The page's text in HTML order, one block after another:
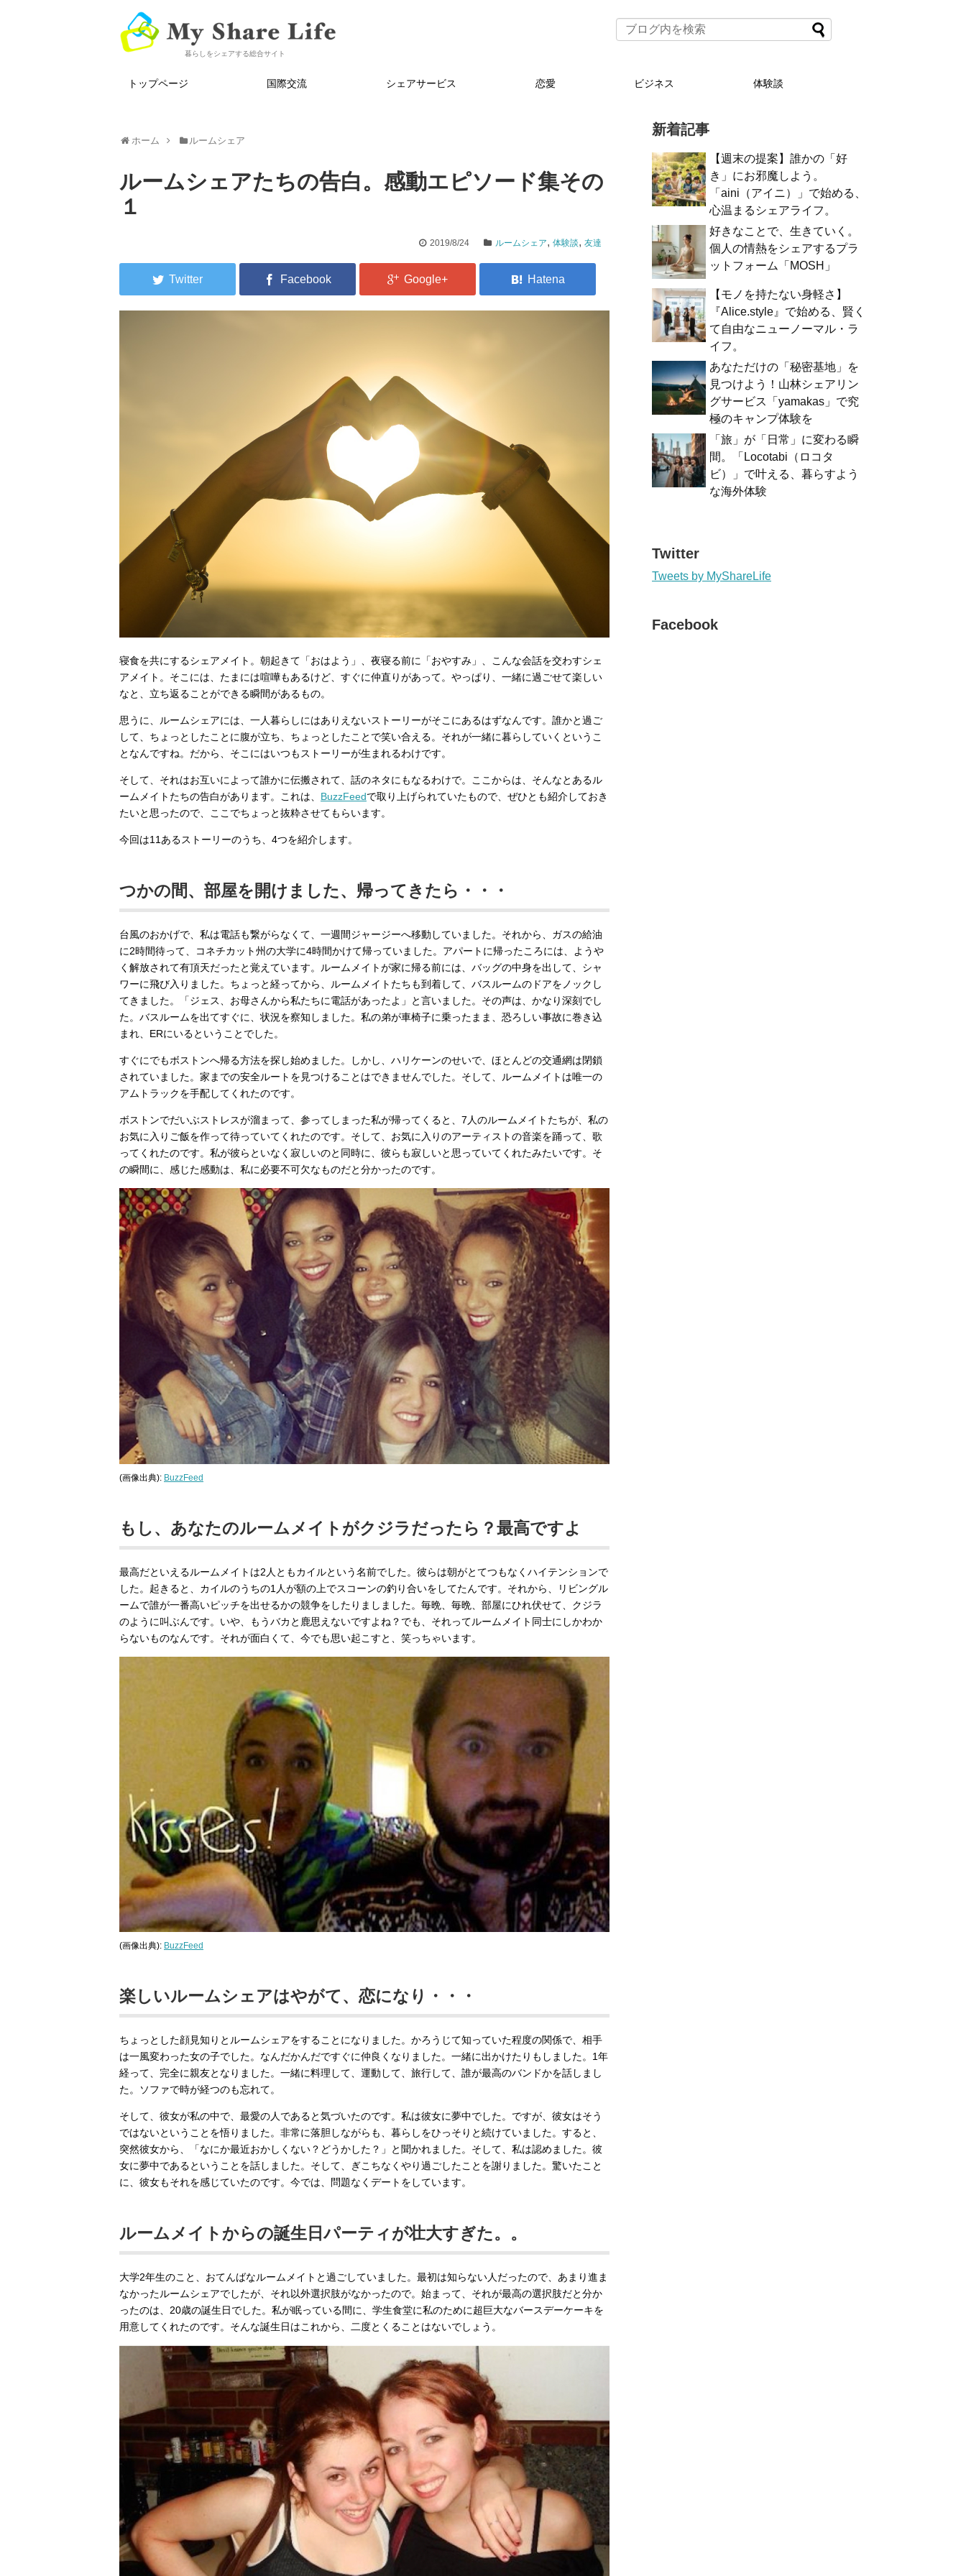
暮らしをシェアする総合サイト
トップページ 国際交流 シェアサービス 恋愛 ビジネス 体験談
ホーム ルームシェア
ルームシェアたちの告白。感動エピソード集その
１
2019/8/24 ルームシェア, 体験談, 友達
寝食を共にするシェアメイト。朝起きて「おはよう」、夜寝る前に「おやすみ」、こんな会話を交わすシェ
アメイト。そこには、たまには喧嘩もあるけど、すぐに仲直りがあって。やっぱり、一緒に過ごせて楽しい
なと、立ち返ることができる瞬間があるもの。
思うに、ルームシェアには、一人暮らしにはありえないストーリーがそこにあるはずなんです。誰かと過ご
して、ちょっとしたことに腹が立ち、ちょっとしたことで笑い合える。それが一緒に暮らしていくというこ
となんですね。だから、そこにはいつもストーリーが生まれるわけです。
そして、それはお互いによって誰かに伝搬されて、話のネタにもなるわけで。ここからは、そんなとあるル
ームメイトたちの告白があります。これは、 BuzzFeedで取り上げられていたもので、ぜひとも紹介しておき
たいと思ったので、ここでちょっと抜粋させてもらいます。
今回は11あるストーリーのうち、4つを紹介します。
つかの間、部屋を開けました、帰ってきたら・・・
台風のおかげで、私は電話も繋がらなくて、一週間ジャージーへ移動していました。それから、ガスの給油
に2時間待って、コネチカット州の大学に4時間かけて帰っていました。アパートに帰ったころには、ようや
く解放されて有頂天だったと覚えています。ルームメイトが家に帰る前には、バッグの中身を出して、シャ
ワーに飛び入りました。ちょっと経ってから、ルームメイトたちも到着して、バスルームのドアをノックし
てきました。「ジェス、お母さんから私たちに電話があったよ」と言いました。その声は、かなり深刻でし
た。バスルームを出てすぐに、状況を察知しました。私の弟が車椅子に乗ったまま、恐ろしい事故に巻き込
まれ、ERにいるということでした。
すぐにでもボストンへ帰る方法を探し始めました。しかし、ハリケーンのせいで、ほとんどの交通網は閉鎖
されていました。家までの安全ルートを見つけることはできませんでした。そして、ルームメイトは唯一の
アムトラックを手配してくれたのです。
ボストンでだいぶストレスが溜まって、参ってしまった私が帰ってくると、7人のルームメイトたちが、私の
お気に入りご飯を作って待っていてくれたのです。そして、お気に入りのアーティストの音楽を踊って、歌
ってくれたのです。私が彼らといなく寂しいのと同時に、彼らも寂しいと思っていてくれたみたいです。そ
の瞬間に、感じた感動は、私に必要不可欠なものだと分かったのです。
(画像出典): BuzzFeed
もし、あなたのルームメイトがクジラだったら？最高ですよ
最高だといえるルームメイトは2人ともカイルという名前でした。彼らは朝がとてつもなくハイテンションで
した。起きると、カイルのうちの1人が額の上でスコーンの釣り合いをしてたんです。それから、リビングル
ームで誰が一番高いピッチを出せるかの競争をしたりましました。毎晩、毎晩、部屋にひれ伏せて、クジラ
のように叫ぶんです。いや、もうバカと鹿思えないですよね？でも、それってルームメイト同士にしかわか
らないものなんです。それが面白くて、今でも思い起こすと、笑っちゃいます。
(画像出典): BuzzFeed
楽しいルームシェアはやがて、恋になり・・・
ちょっとした顔見知りとルームシェアをすることになりました。かろうじて知っていた程度の関係で、相手
は一風変わった女の子でした。なんだかんだですぐに仲良くなりました。一緒に出かけたりもしました。1年
経って、完全に親友となりました。一緒に料理して、運動して、旅行して、誰が最高のバンドかを話しまし
た。ソファで時が経つのも忘れて。
そして、彼女が私の中で、最愛の人であると気づいたのです。私は彼女に夢中でした。ですが、彼女はそう
ではないということを悟りました。非常に落胆しながらも、暮らしをひっそりと続けていました。すると、
突然彼女から、「なにか最近おかしくない？どうかした？」と聞かれました。そして、私は認めました。彼
女に夢中であるということを話しました。そして、ぎこちなくやり過ごしたことを謝りました。驚いたこと
に、彼女もそれを感じていたのです。今では、問題なくデートをしています。
ルームメイトからの誕生日パーティが壮大すぎた。。
大学2年生のこと、おてんばなルームメイトと過ごしていました。最初は知らない人だったので、あまり進ま
なかったルームシェアでしたが、それ以外選択肢がなかったので。始まって、それが最高の選択肢だと分か
ったのは、20歳の誕生日でした。私が眠っている間に、学生食堂に私のために超巨大なバースデーケーキを
用意してくれたのです。そんな誕生日はこれから、二度とくることはないでしょう。
新着記事
【週末の提案】誰かの「好
き」にお邪魔しよう。
「aini（アイニ）」で始める、
心温まるシェアライフ。
好きなことで、生きていく。
個人の情熱をシェアするプラ
ットフォーム「MOSH」
【モノを持たない身軽さ】
『Alice.style』で始める、賢く
て自由なニューノーマル・ラ
イフ。
あなただけの「秘密基地」を
見つけよう！山林シェアリン
グサービス「yamakas」で究
極のキャンプ体験を
「旅」が「日常」に変わる瞬
間。「Locotabi（ロコタ
ビ）」で叶える、暮らすよう
な海外体験
Twitter
Tweets by MyShareLife
Facebook